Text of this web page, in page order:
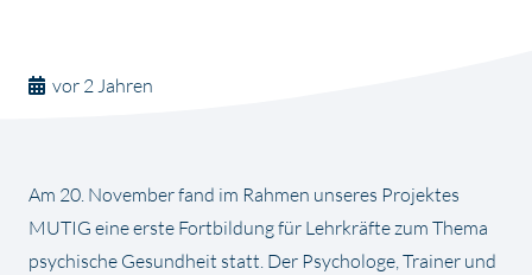
vor 2 Jahren
Am 20. November fand im Rahmen unseres Projektes
MUTIG eine erste Fortbildung für Lehrkräfte zum Thema
psychische Gesundheit statt. Der Psychologe, Trainer und